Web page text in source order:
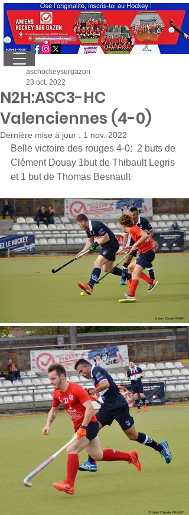
N2H:ASC3-HC
Valenciennes (4-0)
aschockeysurgazon
23 oct. 2022
Dernière mise à jour : 1 nov. 2022
Belle victoire des rouges 4-0:  2 buts de
Clément Douay 1but de Thibault Legris
et 1 but de Thomas Besnault